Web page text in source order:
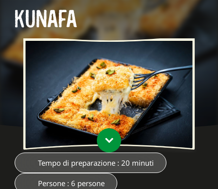
Pl
Be-
Fr
KUNAFA
Tempo di preparazione : 20 minuti
Persone : 6 persone